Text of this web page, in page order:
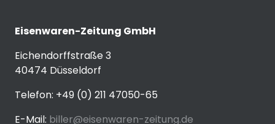
Eisenwaren-Zeitung GmbH
Eichendorffstraße 3
40474 Düsseldorf
Telefon: +49 (0) 211 47050-65
E-Mail: biller@eisenwaren-zeitung.de